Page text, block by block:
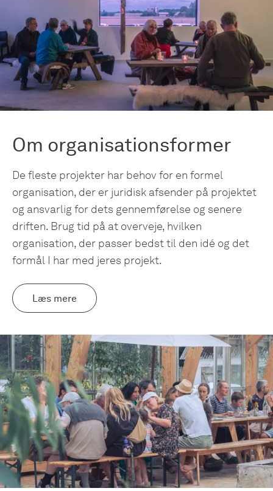
Om organisationsformer
De fleste projekter har behov for en formel
organisation, der er juridisk afsender på projektet
og ansvarlig for dets gennemførelse og senere
driften. Brug tid på at overveje, hvilken
organisation, der passer bedst til den idé og det
formål I har med jeres projekt.
Læs mere